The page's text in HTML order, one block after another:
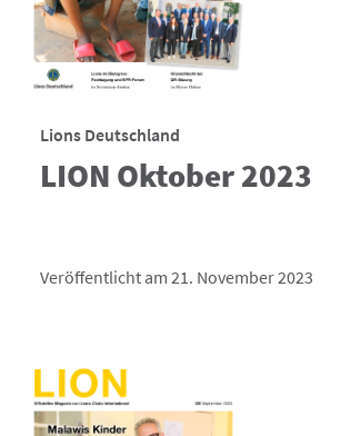
Lions Deutschland
LION Oktober 2023
Veröffentlicht am 21. November 2023